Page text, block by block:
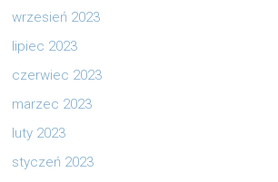
wrzesień 2023
lipiec 2023
czerwiec 2023
marzec 2023
luty 2023
styczeń 2023